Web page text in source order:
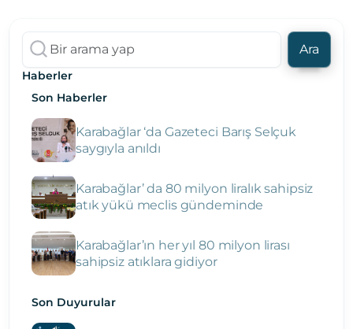
Ara
Haberler
Son Haberler
Karabağlar ‘da Gazeteci Barış Selçuk
saygıyla anıldı
Karabağlar’ da 80 milyon liralık sahipsiz
atık yükü meclis gündeminde
Karabağlar’ın her yıl 80 milyon lirası
sahipsiz atıklara gidiyor
Son Duyurular